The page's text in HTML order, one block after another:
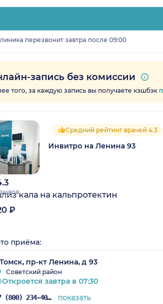
перезвонит завтра после 09:00
запись без комиссии
того, за каждую запись вы получаете кэшбэк
Средний рейтинг врачей 4.3
Инвитро на Ленина 93
кала на кальпротектин
₽
приёма:
пр-кт Ленина, д 93
Советский район
Откроется завтра в 07:30
+7 (800) 234-40-50 показать